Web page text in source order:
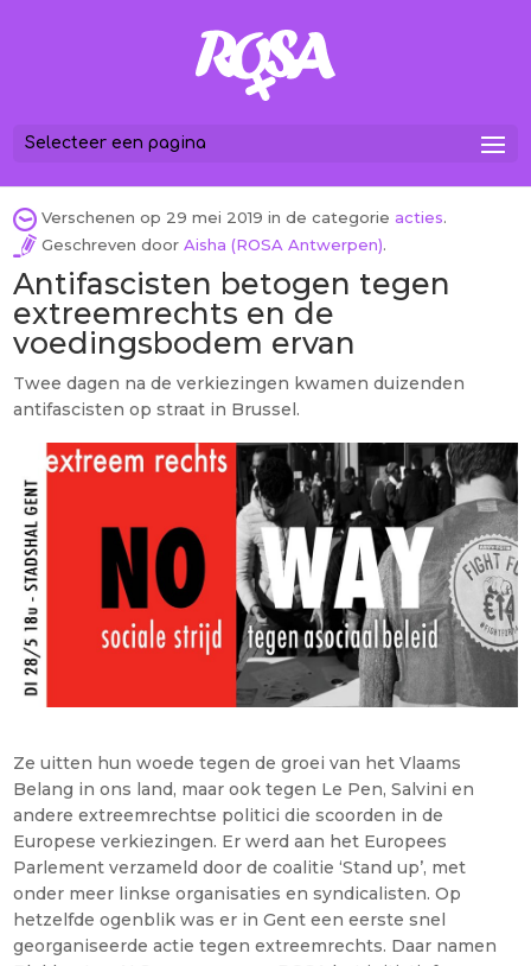
Selecteer een pagina
Verschenen op 29 mei 2019 in de categorie acties.
Geschreven doorAisha (ROSA Antwerpen).
Antifascisten betogen tegen
extreemrechts en de
voedingsbodem ervan
Twee dagen na de verkiezingen kwamen duizenden
antifascisten op straat in Brussel.
Ze uitten hun woede tegen de groei van het Vlaams
Belang in ons land, maar ook tegen Le Pen, Salvini en
andere extreemrechtse politici die scoorden in de
Europese verkiezingen. Er werd aan het Europees
Parlement verzameld door de coalitie ‘Stand up’, met
onder meer linkse organisaties en syndicalisten. Op
hetzelfde ogenblik was er in Gent een eerste snel
georganiseerde actie tegen extreemrechts. Daar namen